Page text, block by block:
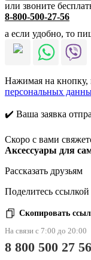
или звоните
8-800-500-27-56
а если удобно, то
Нажимая на кнопку,
персональных
✔️ Ваша заявка
Скоро с вами
Аксессуары для
Рассказать друзьям
Поделитесь
Скопировать
На связи с 7:00 до 20:00
8 800 500 27 56